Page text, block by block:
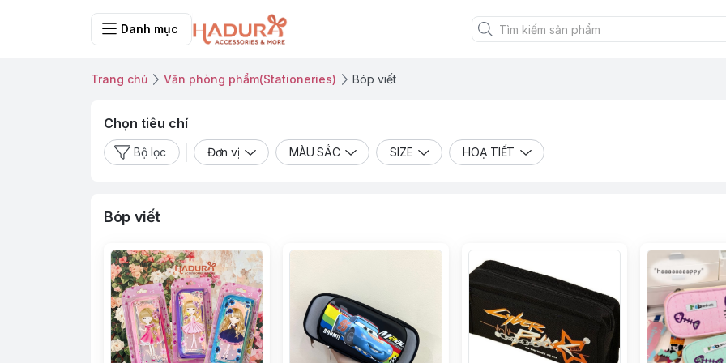
Danh mục
Trang chủ Văn phòng phẩm(Stationeries) Bóp viết
Chọn tiêu chí
Bộ lọc Đơn vị MÀU SẮC SIZE HOẠ TIẾT
Bóp viết